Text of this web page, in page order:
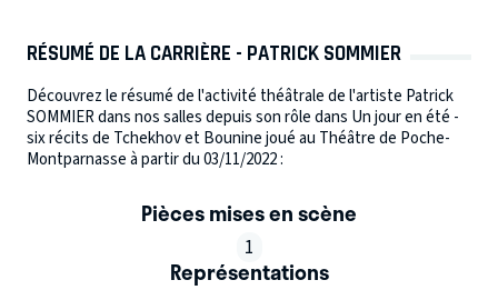
RÉSUMÉ DE LA CARRIÈRE - PATRICK SOMMIER
Découvrez le résumé de l'activité théâtrale de l'artiste Patrick
SOMMIER dans nos salles depuis son rôle dans Un jour en été -
six récits de Tchekhov et Bounine joué au Théâtre de Poche-
Montparnasse à partir du 03/11/2022 :
Pièces mises en scène
1
Représentations